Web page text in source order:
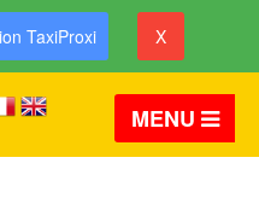
TaxiProxi X
MENU